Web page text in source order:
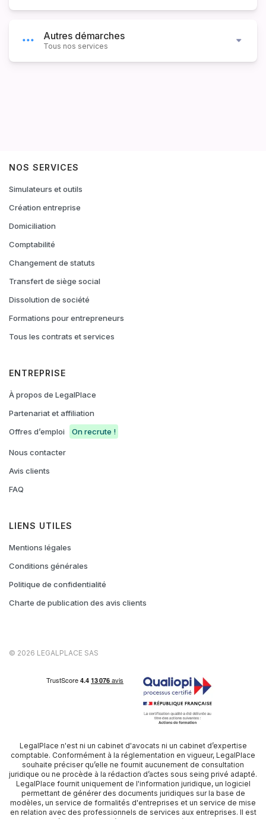
Autres démarches
Tous nos services
NOS SERVICES
Simulateurs et outils
Création entreprise
Domiciliation
Comptabilité
Changement de statuts
Transfert de siège social
Dissolution de société
Formations pour entrepreneurs
Tous les contrats et services
ENTREPRISE
À propos de LegalPlace
Partenariat et affiliation
Offres d’emploi
On recrute !
Nous contacter
Avis clients
FAQ
LIENS UTILES
Mentions légales
Conditions générales
Politique de confidentialité
Charte de publication des avis clients
© 2026 LEGALPLACE SAS
LegalPlace n'est ni un cabinet d'avocats ni un cabinet d’expertise
comptable. Conformément à la réglementation en vigueur, LegalPlace
souhaite préciser qu’elle ne fournit aucunement de consultation
juridique ou ne procède à la rédaction d’actes sous seing privé adapté.
LegalPlace fournit uniquement de l'information juridique, un logiciel
permettant de générer des documents juridiques sur la base de
modèles, un service de formalités d'entreprises et un service de mise
en relation avec des professionnels de services aux entreprises. Il est